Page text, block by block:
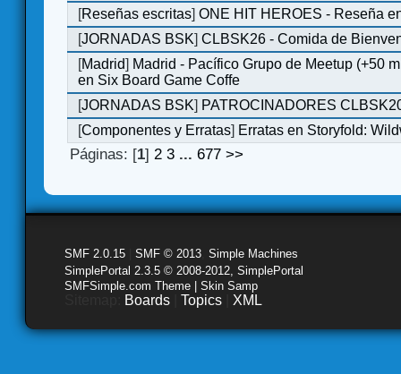
[Reseñas escritas]ONE HIT HEROES - Reseña
[JORNADAS BSK]CLBSK26 - Comida de
[Madrid] Madrid - Pacífico Grupo de Meetup (+50
en Six Board Game Coffe
[JORNADAS BSK] PATROCINADORES
[Componentes y Erratas] Erratas en Storyfold:
Páginas: [1]2 3 ...677 >>
SMF 2.0.15 SMF © 2013 Simple Machines
SimplePortal 2.3.5 © 2008-2012, SimplePortal
SMFSimple.com Theme | Skin Samp
Boards Topics XML